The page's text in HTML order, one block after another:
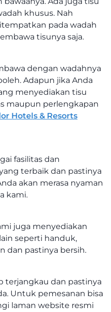
khusus. Nah
pada wadah
tisunya saja.
dengan wadahnya
Adapun jika Anda
menyediakan tisu
maupun perlengkapan
Hotels & Resorts
fasilitas dan
terbaik dan pastinya
akan merasa nyaman
kami.
juga menyediakan
seperti handuk,
dan pastinya bersih.
terjangkau dan pastinya
Untuk pemesanan bisa
laman website resmi